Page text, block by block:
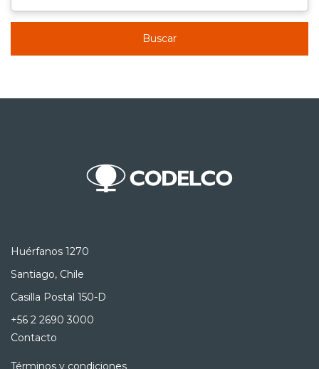
Buscar
Huérfanos 1270
Santiago, Chile
Casilla Postal 150-D
+56 2 2690 3000
Contacto
Términos y condiciones